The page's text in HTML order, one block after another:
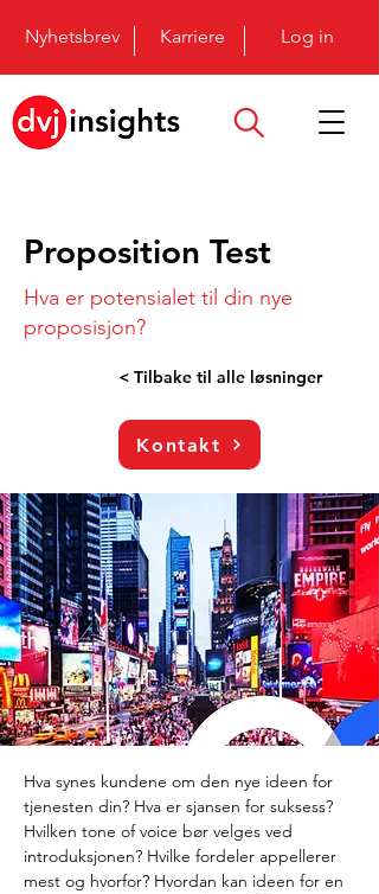
Nyhetsbrev Karriere Log in
Proposition Test
Hva er potensialet til din nye
proposisjon?
< Tilbake til alle løsninger
Kontakt
Hva synes kundene om den nye ideen for
tjenesten din? Hva er sjansen for suksess?
Hvilken tone of voice bør velges ved
introduksjonen? Hvilke fordeler appellerer
mest og hvorfor? Hvordan kan ideen for en